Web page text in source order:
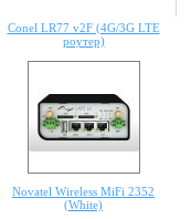
Conel LR77 v2F (4G/3G LTE
роутер)
Novatel Wireless MiFi 2352
(White)